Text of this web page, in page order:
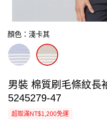
顏色：淺卡其
男裝 棉質刷毛條紋長
5245279-47
超取滿NT$1,200免運